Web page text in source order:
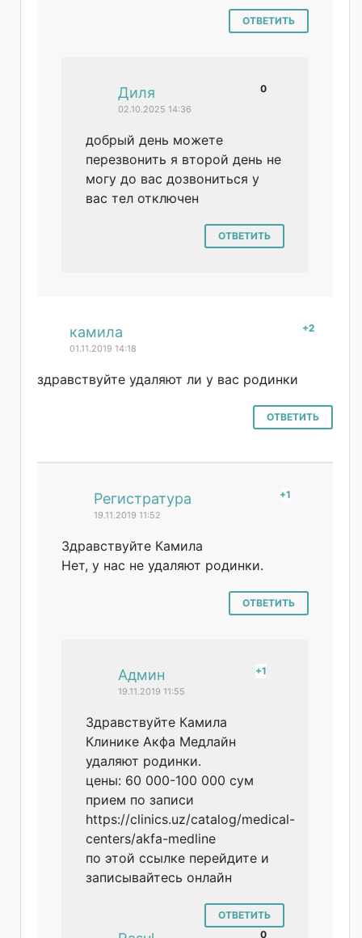
ОТВЕТИТЬ
0
Диля
02.10.2025 14:36
добрый день можете
перезвонить я второй день не
могу до вас дозвониться у
вас тел отключен
ОТВЕТИТЬ
+2
камила
01.11.2019 14:18
здравствуйте удаляют ли у вас родинки
ОТВЕТИТЬ
+1
Регистратура
19.11.2019 11:52
Здравствуйте Камила
Нет, у нас не удаляют родинки.
ОТВЕТИТЬ
+1
Админ
19.11.2019 11:55
Здравствуйте Камила
Клинике Акфа Медлайн
удаляют родинки.
цены: 60 000-100 000 сум
прием по записи
https://clinics.uz/catalog/medical-
centers/akfa-medline
по этой ссылке перейдите и
записывайтесь онлайн
ОТВЕТИТЬ
0